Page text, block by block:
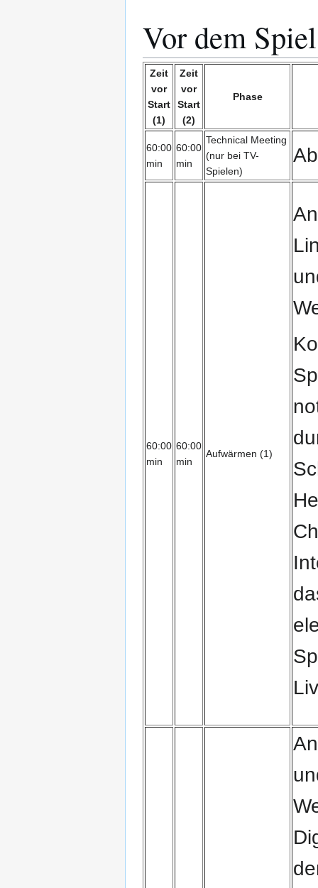
Vor dem Spiel
Zeit
vor
Start
(1)
Zeit
vor
Start
(2)
Phase
60:00
min
60:00
min
Technical Meeting
(nur bei TV-
Spielen)
60:00
min
60:00
min
Aufwärmen (1)